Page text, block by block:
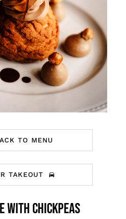
TO MENU
TAKEOUT
With Chickpeas